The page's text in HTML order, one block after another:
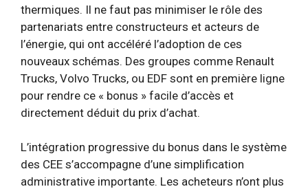
thermiques. Il ne faut pas minimiser le rôle des
partenariats entre constructeurs et acteurs de
l’énergie, qui ont accéléré l’adoption de ces
nouveaux schémas. Des groupes comme Renault
Trucks, Volvo Trucks, ou EDF sont en première ligne
pour rendre ce « bonus » facile d’accès et
directement déduit du prix d’achat.
L’intégration progressive du bonus dans le système
des CEE s’accompagne d’une simplification
administrative importante. Les acheteurs n’ont plus